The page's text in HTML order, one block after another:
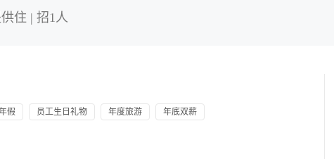
住 | 招1人
假 员工生日礼物 年度旅游 年底双薪